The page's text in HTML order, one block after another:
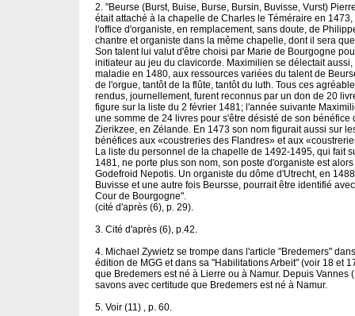
2. "Beurse (Burst, Buise, Burse, Bursin, Buvisse, Vurst)
était attaché à la chapelle de Charles le Téméraire en 1473,
l'office d'organiste, en remplacement, sans doute, de
chantre et organiste dans la même chapelle, dont il sera
Son talent lui valut d'être choisi par Marie de Bourgogne
initiateur au jeu du clavicorde. Maximilien se délectait
maladie en 1480, aux ressources variées du talent de
de l'orgue, tantôt de la flûte, tantôt du luth. Tous ces
rendus, journellement, furent reconnus par un don de 20
figure sur la liste du 2 février 1481; l'année suivante
une somme de 24 livres pour s'être désisté de son bénéfice
Zierikzee, en Zélande. En 1473 son nom figurait aussi sur
bénéfices aux «coustreries des Flandres» et aux
La liste du personnel de la chapelle de 1492-1495, qui fait
1481, ne porte plus son nom, son poste d'organiste est
Godefroid Nepotis. Un organiste du dôme d'Utrecht, en
Buvisse et une autre fois Beursse, pourrait être identifié
Cour de Bourgogne".
(cité d'après (6), p. 29).
3. Cité d'après (6), p.42.
4. Michael Zywietz se trompe dans l'article "Bredemers"
édition de MGG et dans sa "Habilitations Arbeit" (voir 18 et
que Bredemers est né à Lierre ou à Namur. Depuis Vannes
savons avec certitude que Bredemers est né à Namur.
5. Voir (11) , p. 60.